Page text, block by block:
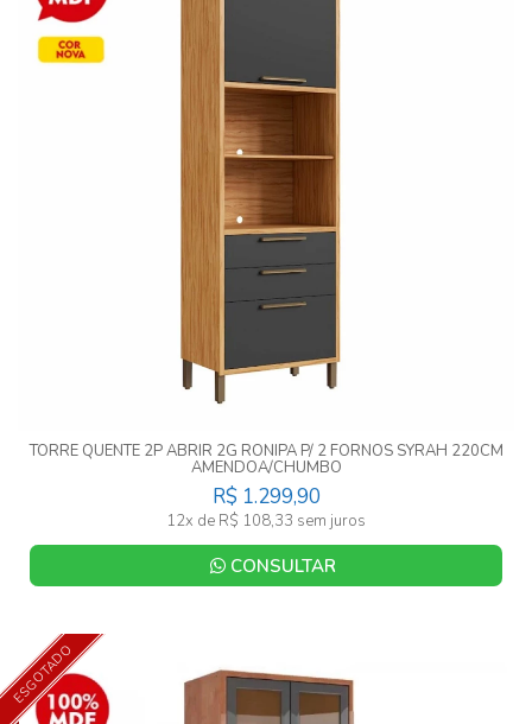
TORRE QUENTE 2P ABRIR 2G RONIPA P/ 2 FORNOS SYRAH 220CM
AMENDOA/CHUMBO
R$ 1.299,90
12x de R$ 108,33 sem juros
CONSULTAR
ESGOTADO